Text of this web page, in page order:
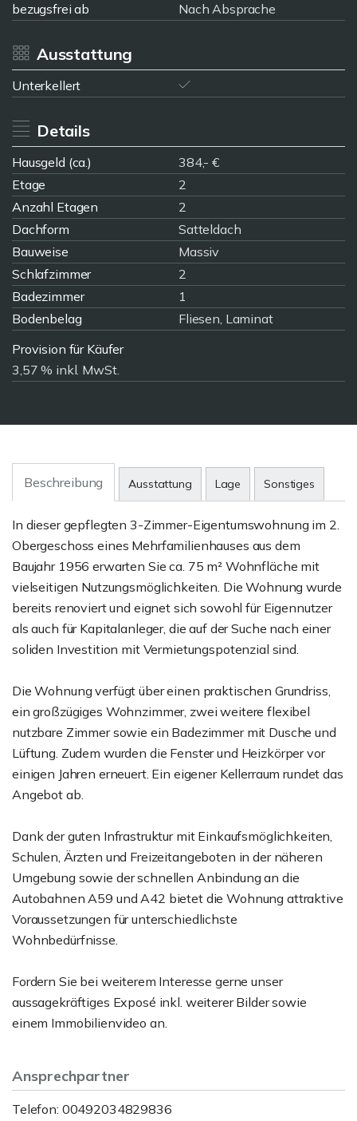
bezugsfrei ab
Nach Absprache
Ausstattung
Unterkellert
Details
Hausgeld (ca.)
384,- €
Etage
2
Anzahl Etagen
2
Dachform
Satteldach
Bauweise
Massiv
Schlafzimmer
2
Badezimmer
1
Bodenbelag
Fliesen, Laminat
Provision für Käufer
3,57 % inkl. MwSt.
Beschreibung Ausstattung Lage Sonstiges
In dieser gepflegten 3-Zimmer-Eigentumswohnung im 2.
Obergeschoss eines Mehrfamilienhauses aus dem
Baujahr 1956 erwarten Sie ca. 75 m² Wohnfläche mit
vielseitigen Nutzungsmöglichkeiten. Die Wohnung wurde
bereits renoviert und eignet sich sowohl für Eigennutzer
als auch für Kapitalanleger, die auf der Suche nach einer
soliden Investition mit Vermietungspotenzial sind.
Die Wohnung verfügt über einen praktischen Grundriss,
ein großzügiges Wohnzimmer, zwei weitere flexibel
nutzbare Zimmer sowie ein Badezimmer mit Dusche und
Lüftung. Zudem wurden die Fenster und Heizkörper vor
einigen Jahren erneuert. Ein eigener Kellerraum rundet das
Angebot ab.
Dank der guten Infrastruktur mit Einkaufsmöglichkeiten,
Schulen, Ärzten und Freizeitangeboten in der näheren
Umgebung sowie der schnellen Anbindung an die
Autobahnen A59 und A42 bietet die Wohnung attraktive
Voraussetzungen für unterschiedlichste
Wohnbedürfnisse.
Fordern Sie bei weiterem Interesse gerne unser
aussagekräftiges Exposé inkl. weiterer Bilder sowie
einem Immobilienvideo an.
Ansprechpartner
Telefon: 00492034829836